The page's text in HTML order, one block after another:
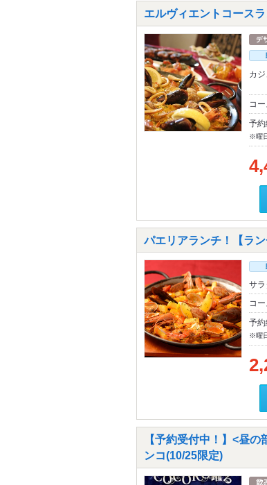
エルヴィエントコース
カ
コ
予
※曜
パエリアランチ！【ラ
サラ
コ
予
※曜
【予約受付中！】<昼
ンコ(10/25限定)